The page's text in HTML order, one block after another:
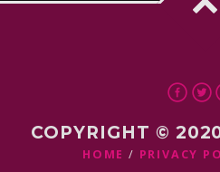
COPYRIGHT ©
HOME PRIVACY